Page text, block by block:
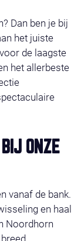
29, 30 of
in de
wensen u
Dan ben je bij
het juiste
de laagste
het allerbeste
ONZE
vanaf de bank.
en haal
Noordhorn